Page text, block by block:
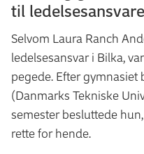
til
Selvom Laura Ranch
ledelsesansvar i Bilka,
pegede. Efter gymnasiet
(Danmarks Tekniske
semester besluttede
rette for hende.